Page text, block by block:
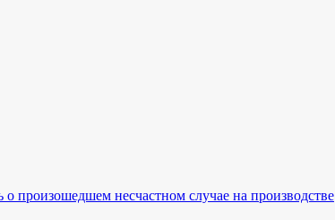
произошедшем несчастном случае на производстве